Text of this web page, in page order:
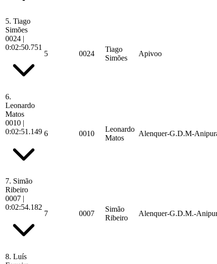
5. Tiago
Simões
0024 |
0:02:50.751
5 0024
Tiago
Simões
Apivoo
6.
Leonardo
Matos
0010 |
0:02:51.149 6 0010
Leonardo
Matos
Alenquer-G.D.M-
7. Simão
Ribeiro
0007 |
0:02:54.182
7 0007
Simão
Ribeiro
Alenquer-G.D.M.-
8. Luís